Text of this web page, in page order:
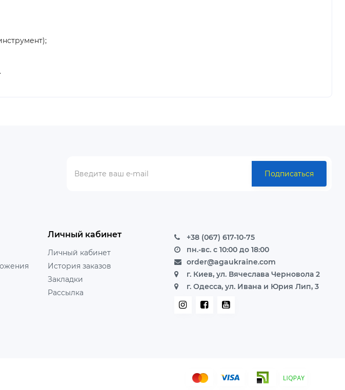
Подписаться
Личный кабинет
Личный кабинет
История заказов
Закладки
Рассылка
+38 (067) 617-10-75
пн.-вс. с 10:00 до 18:00
order@agaukraine.com
г. Киев, ул. Вячеслава Черновола 2
г. Одесса, ул. Ивана и Юрия Лип, 3